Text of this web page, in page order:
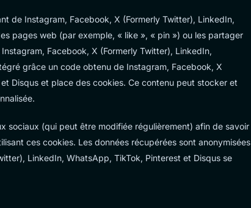
de Instagram, Facebook, X (Formerly Twitter), LinkedIn,
pages web (par exemple, « like », « pin ») ou les partager
Facebook, X (Formerly Twitter), LinkedIn,
grâce un code obtenu de Instagram, Facebook, X
Disqus et place des cookies. Ce contenu peut stocker et
sociaux (qui peut être modifiée régulièrement) afin de savoir
ces cookies. Les données récupérées sont anonymisées
LinkedIn, WhatsApp, TikTok, Pinterest et Disqus se